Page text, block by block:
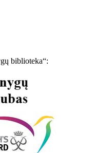
biblioteka“: